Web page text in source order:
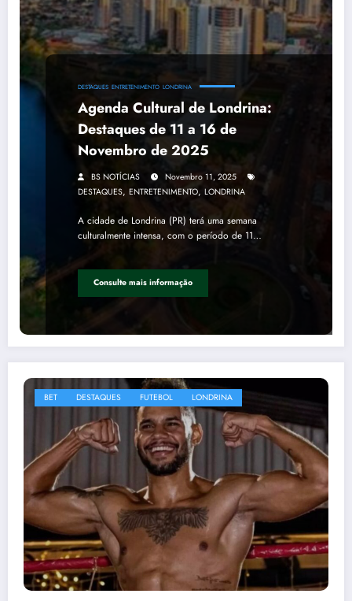
DESTAQUES ENTRETENIMENTO LONDRINA
Agenda Cultural de Londrina:
Destaques de 11 a 16 de
Novembro de 2025
BS NOTÍCIAS
Novembro 11, 2025
DESTAQUES, ENTRETENIMENTO, LONDRINA
A cidade de Londrina (PR) terá uma semana
culturalmente intensa, com o período de 11…
Consulte mais informação
BET DESTAQUES FUTEBOL LONDRINA